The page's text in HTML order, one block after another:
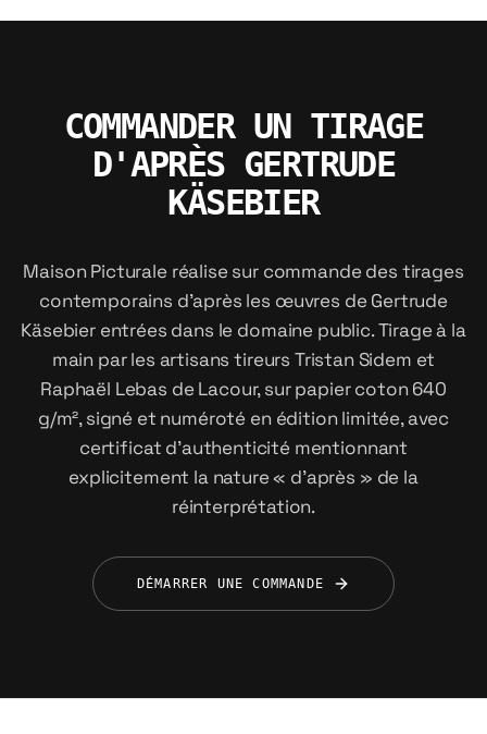
COMMANDER UN TIRAGE
D'APRÈS GERTRUDE
KÄSEBIER
Maison Picturale réalise sur commande des tirages
contemporains d'après les œuvres de Gertrude
Käsebier entrées dans le domaine public. Tirage à la
main par les artisans tireurs Tristan Sidem et
Raphaël Lebas de Lacour, sur papier coton 640
g/m², signé et numéroté en édition limitée, avec
certificat d'authenticité mentionnant
explicitement la nature « d'après » de la
réinterprétation.
DÉMARRER UNE COMMANDE